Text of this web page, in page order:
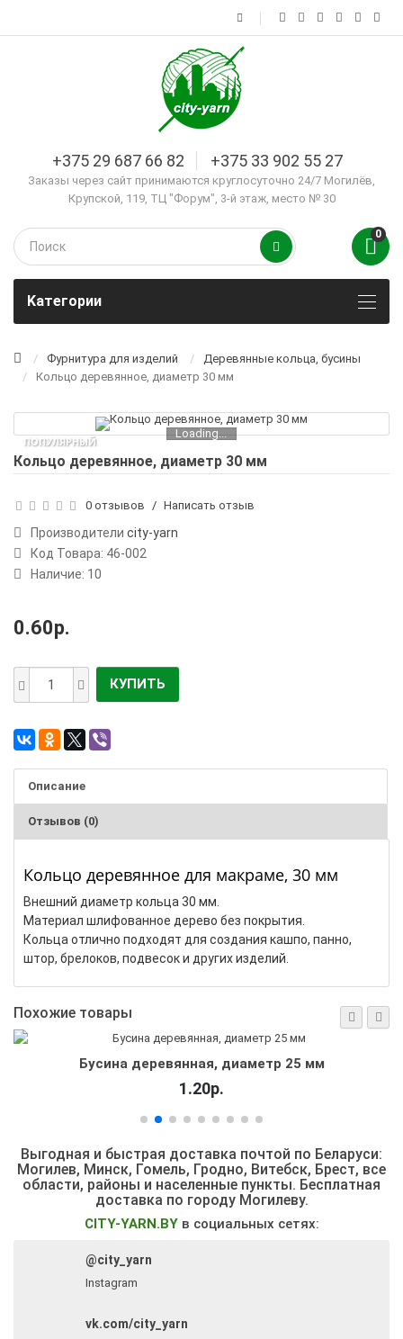
+375 29 687 66 82 +375 33 902 55 27
Заказы через сайт принимаются круглосуточно 24/7 Могилёв,
Крупской, 119, ТЦ "Форум", 3-й этаж, место № 30
0
Kатегории
Фурнитура для изделий
Деревянные кольца, бусины
Кольцо деревянное, диаметр 30 мм
ПОПУЛЯРНЫЙ
Loading...
Кольцо деревянное, диаметр 30 мм
0 отзывов / Написать отзыв
Производители city-yarn
Код Товара: 46-002
Наличие: 10
0.60р.
КУПИТЬ
Описание
Отзывов (0)
Кольцо деревянное для макраме, 30 мм
Внешний диаметр кольца 30 мм.
Материал шлифованное дерево без покрытия.
Кольца отлично подходят для создания кашпо, панно,
штор, брелоков, подвесок и других изделий.
Похожие товары
Бусина деревянная, диаметр 25 мм
1.20р.
Выгодная и быстрая доставка почтой по Беларуси:
Могилев, Минск, Гомель, Гродно, Витебск, Брест, все
области, районы и населенные пункты. Бесплатная
доставка по городу Могилеву.
CITY-YARN.BYв социальных сетях:
@city_yarn
Instagram
vk.com/city_yarn